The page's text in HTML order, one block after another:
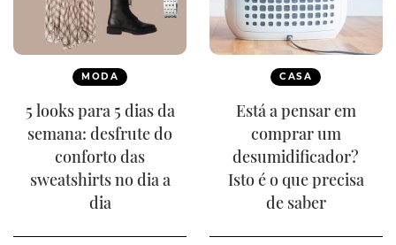
MODA
5 looks para 5 dias da
semana: desfrute do
conforto das
sweatshirts no dia a
dia
CASA
Está a pensar em
comprar um
desumidificador?
Isto é o que precisa
de saber